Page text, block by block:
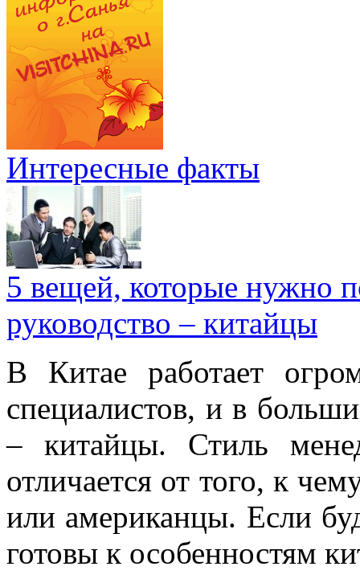
Интересные факты
5 вещей, которые нужно
руководство – китайцы
В Китае работает
специалистов, и в
– китайцы. Стиль
отличается от того, к
или американцы. Если
готовы к особенностям